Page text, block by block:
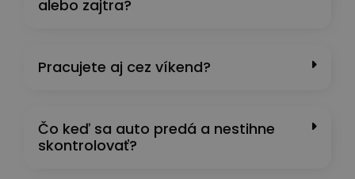
alebo zajtra?
Pracujete aj cez víkend?
Čo keď sa auto predá a nestihne
skontrolovať?